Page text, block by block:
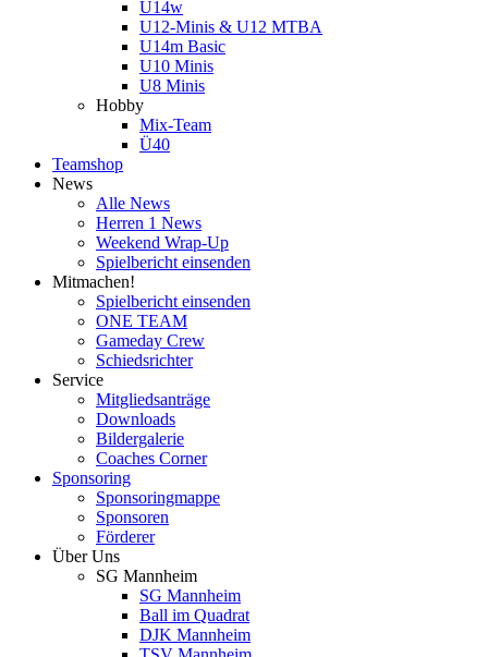
U14w
U12-Minis & U12 MTBA
U14m Basic
U10 Minis
U8 Minis
Hobby
Mix-Team
Ü40
Teamshop
News
Alle News
Herren 1 News
Weekend Wrap-Up
Spielbericht einsenden
Mitmachen!
Spielbericht einsenden
ONE TEAM
Gameday Crew
Schiedsrichter
Service
Mitgliedsanträge
Downloads
Bildergalerie
Coaches Corner
Sponsoring
Sponsoringmappe
Sponsoren
Förderer
Über Uns
SG Mannheim
SG Mannheim
Ball im Quadrat
DJK Mannheim